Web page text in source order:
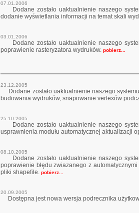
07.01.2006
Dodane zostało uaktualnienie naszego
dodanie wyświetlania informacji na temat skali
03.01.2006
Dodane zostało uaktualnienie naszego
poprawienie rasteryzatora wydruków. pobierz...
23.12.2005
Dodane zostało uaktualnienie naszego
budowania wydruków, snapowanie vertexów
25.10.2005
Dodane zostało uaktualnienie naszego
usprawnienia modułu automatycznej aktualizacji
08.10.2005
Dodane zostało uaktualnienie naszego
poprawienie błędu zwiazanego z
pliki shapefile. pobierz...
20.09.2005
Dostępna jest nowa wersja podrecznika